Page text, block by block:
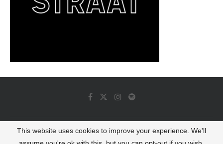
© 2022 - Luminous Dash All Rights Reserved
This website uses cookies to improve your experience. We'll